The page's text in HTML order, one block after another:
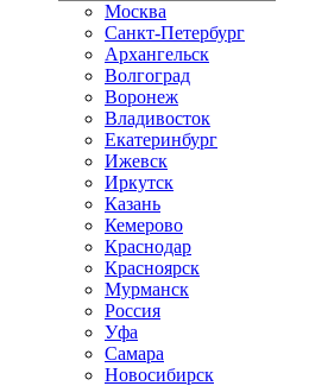
Москва
Санкт-Петербург
Архангельск
Волгоград
Воронеж
Владивосток
Екатеринбург
Ижевск
Иркутск
Казань
Кемерово
Краснодар
Красноярск
Мурманск
Россия
Уфа
Самара
Новосибирск